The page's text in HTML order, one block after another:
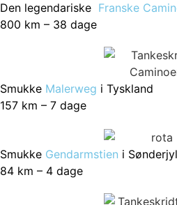
Den legendariske Franske
800 km – 38 dage
Smukke Malerweg i Tyskland
157 km – 7 dage
Smukke Gendarmstien i
84 km – 4 dage